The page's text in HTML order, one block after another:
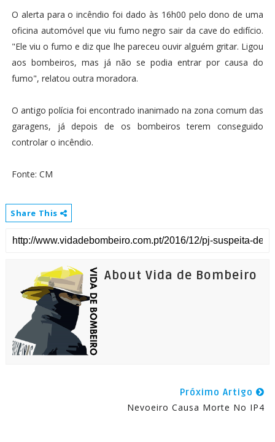
O alerta para o incêndio foi dado às 16h00 pelo dono de uma
oficina automóvel que viu fumo negro sair da cave do edifício.
"Ele viu o fumo e diz que lhe pareceu ouvir alguém gritar. Ligou
aos bombeiros, mas já não se podia entrar por causa do
fumo", relatou outra moradora.
O antigo polícia foi encontrado inanimado na zona comum das
garagens, já depois de os bombeiros terem conseguido
controlar o incêndio.
Fonte: CM
Share This
About Vida de Bombeiro
Próximo Artigo
Nevoeiro Causa Morte No IP4